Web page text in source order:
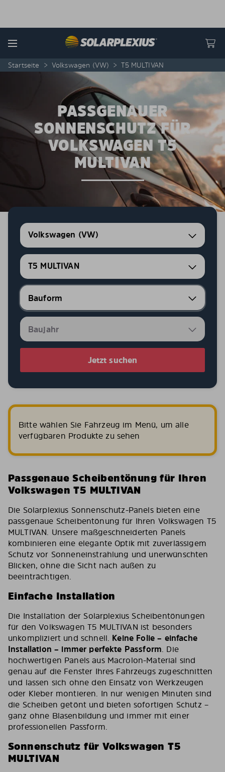
Menu
Startseite > Volkswagen (VW) > T5 MULTIVAN
PASSGENAUER
SONNENSCHUTZ FÜR
VOLKSWAGEN T5
MULTIVAN
Volkswagen (VW)
T5 MULTIVAN
Jetzt suchen
Bitte wählen Sie Fahrzeug im Menü, um alle
verfügbaren Produkte zu sehen
Passgenaue Scheibentönung für Ihren
Volkswagen T5 MULTIVAN
Die Solarplexius Sonnenschutz-Panels bieten eine
passgenaue Scheibentönung für Ihren Volkswagen T5
MULTIVAN. Unsere maßgeschneiderten Panels
kombinieren eine elegante Optik mit zuverlässigem
Schutz vor Sonneneinstrahlung und unerwünschten
Blicken, ohne die Sicht nach außen zu
beeinträchtigen.
Einfache Installation
Die Installation der Solarplexius Scheibentönungen
für den Volkswagen T5 MULTIVAN ist besonders
unkompliziert und schnell. Keine Folie – einfache
Installation – immer perfekte Passform. Die
hochwertigen Panels aus Macrolon-Material sind
genau auf die Fenster Ihres Fahrzeugs zugeschnitten
und lassen sich ohne den Einsatz von Werkzeugen
oder Kleber montieren. In nur wenigen Minuten sind
die Scheiben getönt und bieten sofortigen Schutz –
ganz ohne Blasenbildung und immer mit einer
professionellen Passform.
Sonnenschutz für Volkswagen T5
MULTIVAN